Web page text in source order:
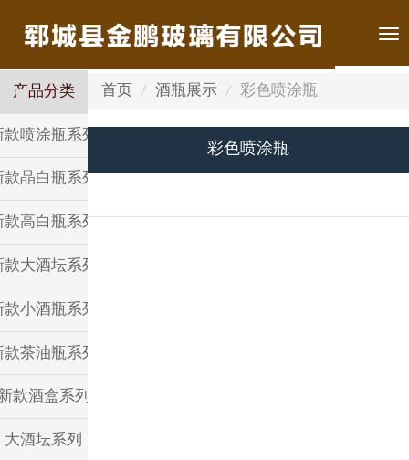
产品分类
款喷涂瓶系列
款晶白瓶系列
款高白瓶系列
款大酒坛系列
款小酒瓶系列
款茶油瓶系列
款酒盒系列
大酒坛系列
首页 酒瓶展示 彩色喷涂瓶
彩色喷涂瓶